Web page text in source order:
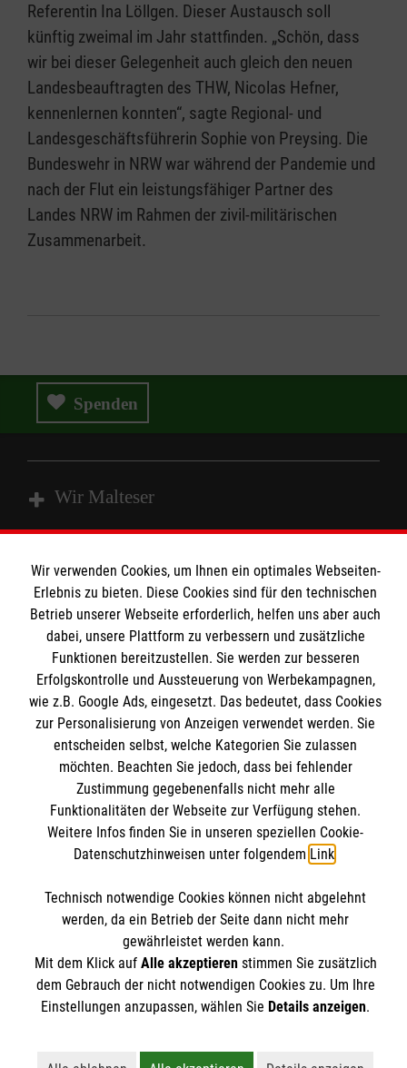
Referentin Ina Löllgen. Dieser Austausch soll
künftig zweimal im Jahr stattfinden. „Schön, dass
wir bei dieser Gelegenheit auch gleich den neuen
Landesbeauftragten des THW, Nicolas Hefner,
kennenlernen konnten“, sagte Regional- und
Landesgeschäftsführerin Sophie von Preysing. Die
Bundeswehr in NRW war während der Pandemie und
nach der Flut ein leistungsfähiger Partner des
Landes NRW im Rahmen der zivil-militärischen
Zusammenarbeit.
Spenden
Wir Malteser
Spenden und Helfen
Angebote und Leistungen
Unsere Kurse
Mitarbeiten
Wir Malteser
Informationen
Kontakt
Pressestelle
Impressum
Datenschutz
Malteser online
Malteserorden
Malteser Jugend
Malteser International
Sharepoint
Spendenkonto
Empfänger: Malteser Hilfsdienst e.V.
IBAN: DE103 7060 120 120 120 0001 2
BIC: GENODED 1PA7
Soziale Netzwerke
Der Malteser Hilfsdienst e.V. ist als eingetragene
gemeinnützige Organisation von der Körperschaft- und
Wir verwenden Cookies, um Ihnen ein optimales Webseiten-
Erlebnis zu bieten. Diese Cookies sind für den technischen
Betrieb unserer Webseite erforderlich, helfen uns aber auch
dabei, unsere Plattform zu verbessern und zusätzliche
Funktionen bereitzustellen. Sie werden zur besseren
Erfolgskontrolle und Aussteuerung von Werbekampagnen,
wie z.B. Google Ads, eingesetzt. Das bedeutet, dass Cookies
zur Personalisierung von Anzeigen verwendet werden. Sie
entscheiden selbst, welche Kategorien Sie zulassen
möchten. Beachten Sie jedoch, dass bei fehlender
Zustimmung gegebenenfalls nicht mehr alle
Funktionalitäten der Webseite zur Verfügung stehen.
Weitere Infos finden Sie in unseren speziellen Cookie-
Datenschutzhinweisen unter folgendem Link.
Technisch notwendige Cookies können nicht abgelehnt
werden, da ein Betrieb der Seite dann nicht mehr
gewährleistet werden kann.
Mit dem Klick auf Alle akzeptierenstimmen Sie zusätzlich
dem Gebrauch der nicht notwendigen Cookies zu. Um Ihre
Einstellungen anzupassen, wählen Sie Details anzeigen.